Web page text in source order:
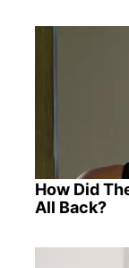
How Did
All Back?